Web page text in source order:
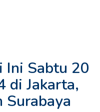
Ini Sabtu 20
di Jakarta,
Surabaya